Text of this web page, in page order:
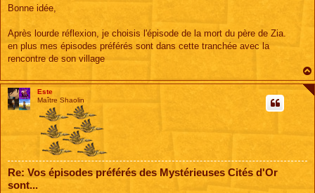
s
g
Bonne idée,
Après lourde réflexion, je choisis l'épisode de la mort du père de Zia.
en plus mes épisodes préférés sont dans cette tranchée avec la
rencontre de son village
Este
Maître Shaolin
Re: Vos épisodes préférés des Mystérieuses Cités d'Or
sont...